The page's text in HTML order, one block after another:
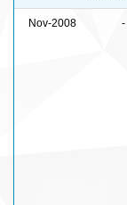
Nov-2008 -